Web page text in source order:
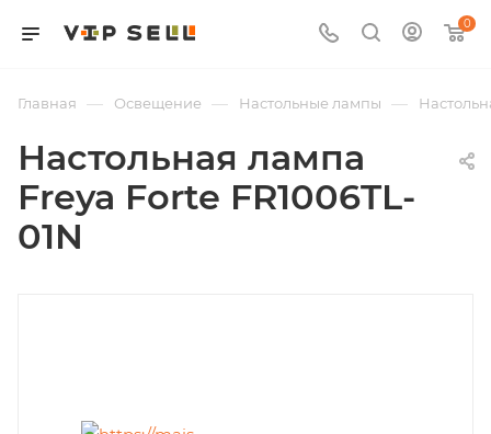
0
Главная — Освещение — Настольные лампы —
Настольная лампа
Freya Forte FR1006TL-
01N